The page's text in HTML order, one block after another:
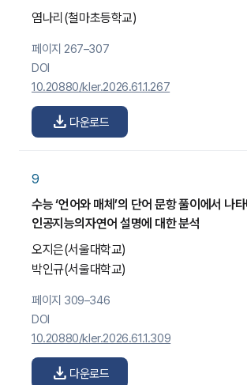
다운로드
download
염나리 (철마초등학교)
페이지 267–307
DOI
10.20880/kler.2026.61.1.267
9
수능 ‘언어와 매체’의 단어 문항 풀이에서 나
인공지능의자연어 설명에 대한 분석
다운로드
download
오지은(서울대학교)
박인규(서울대학교)
페이지 309–346
DOI
10.20880/kler.2026.61.1.309